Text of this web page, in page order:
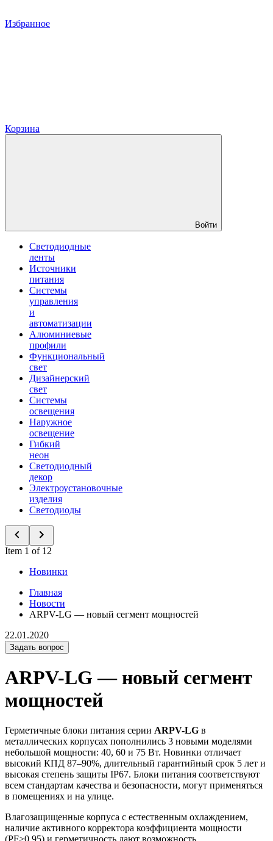
Избранное
Корзина
Войти
Светодиодные
ленты
Источники
питания
Системы
управления
и
автоматизации
Алюминиевые
профили
Функциональный
свет
Дизайнерский
свет
Системы
освещения
Наружное
освещение
Гибкий
неон
Светодиодный
декор
Электроустановочные
изделия
Светодиоды
Item 1 of 12
Новинки
Главная
Новости
ARPV-LG — новый сегмент мощностей
22.01.2020
Задать вопрос
ARPV-LG — новый сегмент
мощностей
Герметичные блоки питания серии ARPV-LG в
металлических корпусах пополнились 3 новыми моделями
небольшой мощности: 40, 60 и 75 Вт. Новинки отличает
высокий КПД 87–90%, длительный гарантийный срок 5 лет и
высокая степень защиты IP67. Блоки питания соответствуют
всем стандартам качества и безопасности, могут применяться
в помещениях и на улице.
Влагозащищенные корпуса с естественным охлаждением,
наличие активного корректора коэффициента мощности
(PF>0.95) и герметичность дают возможность